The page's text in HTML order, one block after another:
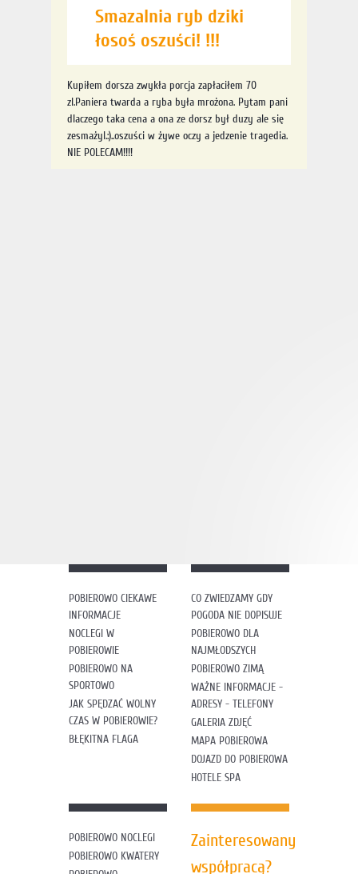
Smazalnia ryb dziki
łosoś oszuści! !!!
Kupiłem dorsza zwykła porcja zapłaciłem 70
zl.Paniera twarda a ryba była mrożona. Pytam pani
dlaczego taka cena a ona ze dorsz był duzy ale się
zesmażyl.:)..oszuści w żywe oczy a jedzenie tragedia.
NIE POLECAM!!!!
POBIEROWO CIEKAWE
INFORMACJE
NOCLEGI W
POBIEROWIE
POBIEROWO NA
SPORTOWO
JAK SPĘDZAĆ WOLNY
CZAS W POBIEROWIE?
BŁĘKITNA FLAGA
CO ZWIEDZAMY GDY
POGODA NIE DOPISUJE
POBIEROWO DLA
NAJMŁODSZYCH
POBIEROWO ZIMĄ
WAŻNE INFORMACJE -
ADRESY - TELEFONY
GALERIA ZDJĘĆ
MAPA POBIEROWA
DOJAZD DO POBIEROWA
HOTELE SPA
POBIEROWO NOCLEGI
POBIEROWO KWATERY
Zainteresowany
współpracą?